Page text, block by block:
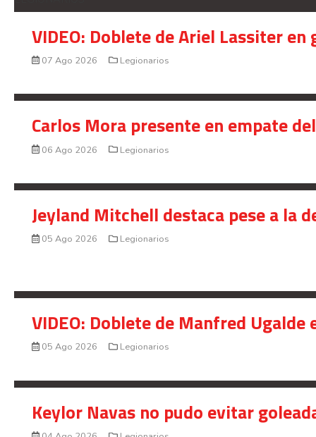
VIDEO: Doblete de Ariel Lassiter
07 Ago 2026 Legionarios
Carlos Mora presente en empate
06 Ago 2026 Legionarios
Jeyland Mitchell destaca pese a la
05 Ago 2026 Legionarios
VIDEO: Doblete de Manfred
05 Ago 2026 Legionarios
Keylor Navas no pudo evitar